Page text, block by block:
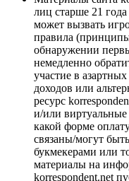
лиц старше 21
может вызвать
правила
обнаружении
немедленно
участие в
доходов или
ресурс
и/или
какой форме
связаны/могут
букмекерами или
материалы на
korrespondent.net